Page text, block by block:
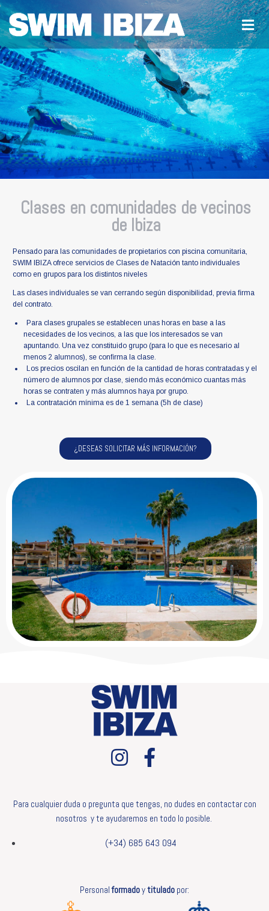
Clases en comunidades de vecinos de
Ibiza
Clases en comunidades de vecinos
de Ibiza
Pensado para las comunidades de propietarios con piscina comunitaria,
SWIM IBIZA ofrece servicios de Clases de Natación tanto individuales
como en grupos para los distintos niveles
Las clases individuales se van cerrando según disponibilidad, previa ﬁrma
del contrato.
Para clases grupales se establecen unas horas en base a las
necesidades de los vecinos, a las que los interesados se van
apuntando. Una vez constituido grupo (para lo que es necesario al
menos 2 alumnos), se conﬁrma la clase.
Los precios oscilan en función de la cantidad de horas contratadas y el
número de alumnos por clase, siendo más económico cuantas más
horas se contraten y más alumnos haya por grupo.
La contratación mínima es de 1 semana (5h de clase)
¿DESEAS SOLICITAR MÁS INFORMACIÓN?
Para cualquier duda o pregunta que tengas, no dudes en contactar con
nosotros y te ayudaremos en todo lo posible.
(+34) 685 643 094
Personalformadoytitulado por: